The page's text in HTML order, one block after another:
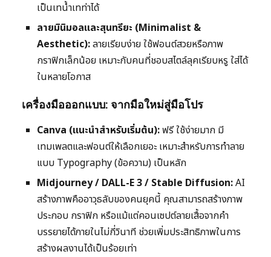
เป็นเทน้ำเทท่าได้
ลายมินิมอลและสุนทรียะ (Minimalist &
Aesthetic):ลายเรียบง่าย ใช้ฟอนต์สวยหรือภาพ
กราฟิกเล็กน้อย เหมาะกับคนที่ชอบสไตล์ลุคเรียบหรู ใส่ได้
ในหลายโอกาส
เครื่องมือออกแบบ: จากมือใหม่สู่มือโปร
Canva (แนะนำสำหรับเริ่มต้น):ฟรี ใช้ง่ายมาก มี
เทมเพลตและฟอนต์ให้เลือกเยอะ เหมาะสำหรับการทำลาย
แบบ Typography (ข้อความ) เป็นหลัก
Midjourney / DALL-E 3 / Stable Diffusion:AI
สร้างภาพคืออาวุธลับของคนยุคนี้ คุณสามารถสร้างภาพ
ประกอบ กราฟิก หรือแม้แต่คอนเซปต์ลายเสื้อจากคำ
บรรยายได้ภายในไม่กี่วินาที ช่วยเพิ่มประสิทธิภาพในการ
สร้างผลงานได้เป็นร้อยเท่า